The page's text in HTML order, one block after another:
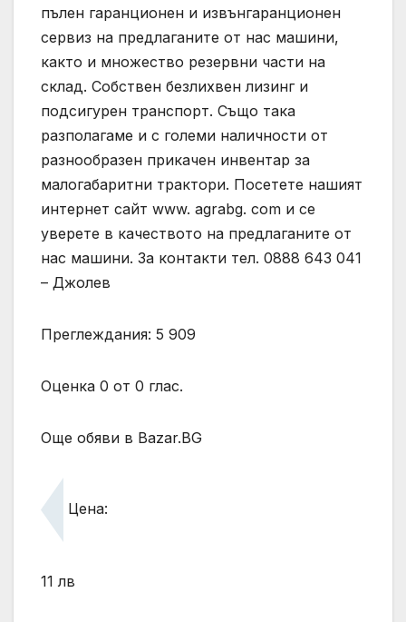
пълен гаранционен и извънгаранционен
сервиз на предлаганите от нас машини,
както и множество резервни части на
склад. Собствен безлихвен лизинг и
подсигурен транспорт. Също така
разполагаме и с големи наличности от
разнообразен прикачен инвентар за
малогабаритни трактори. Посетете нашият
интернет сайт www. agrabg. com и се
уверете в качеството на предлаганите от
нас машини. За контакти тел. 0888 643 041
– Джолев
Преглеждания: 5 909
Оценка 0 от 0 глас.
Още обяви в Bazar.BG
Цена:
11 лв